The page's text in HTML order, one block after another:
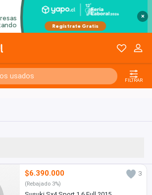
×
FILTRAR
$6.390.000 3
(Rebajado 3%)